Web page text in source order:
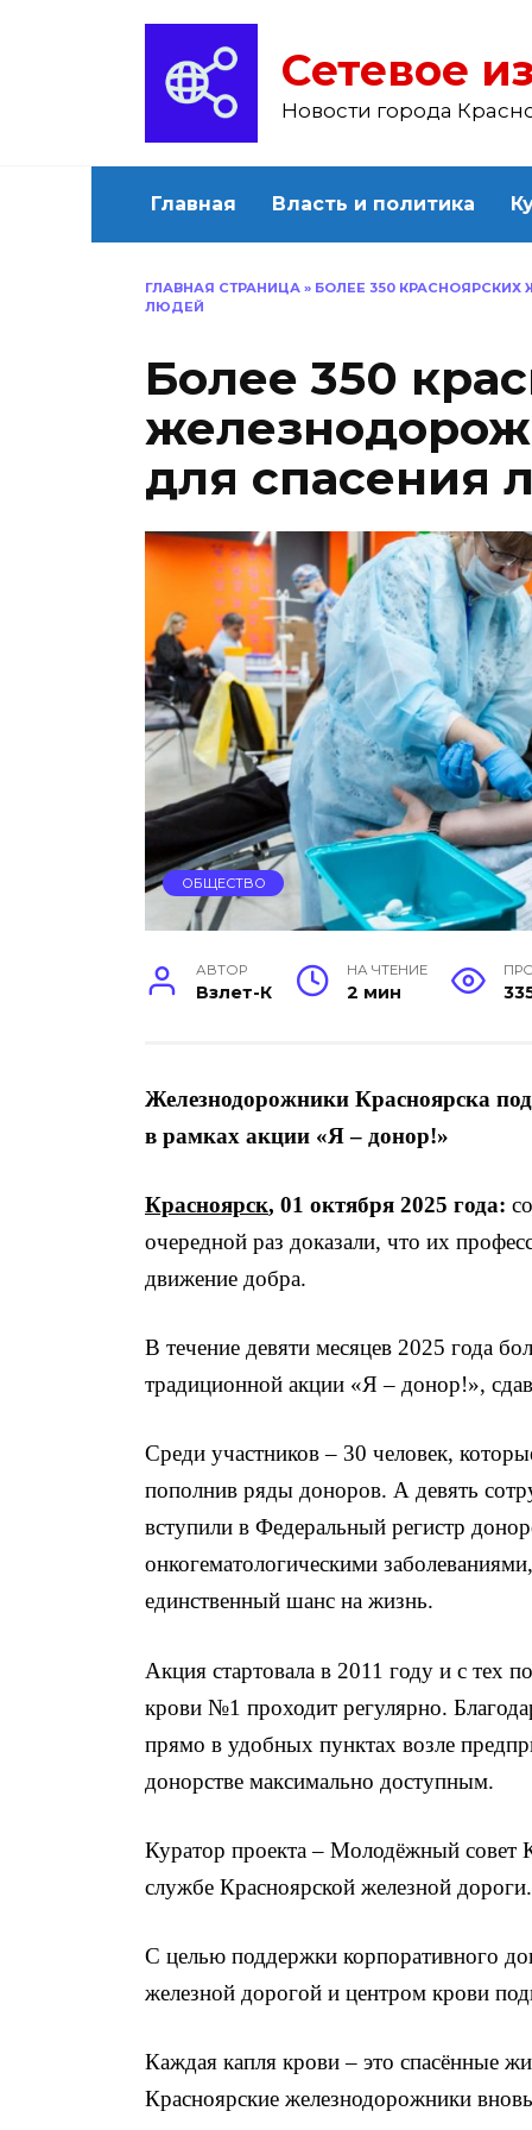
Сетевое
Новости города
Главная Власть и политика
ГЛАВНАЯ СТРАНИЦА » БОЛЕЕ 350
ЛЮДЕЙ
Более 350
для спасения
ОБЩЕСТВО
АВТОР
Взлет-К
НА ЧТЕНИЕ
2 мин
Железнодорожники Красноярска
в рамках акции «Я – донор!»
Красноярск, 01 октября 2025 года:
очередной раз доказали, что их
движение добра.
В течение девяти месяцев 2025 года
традиционной акции «Я – донор!»,
Среди участников – 30 человек,
пополнив ряды доноров. А девять
вступили в Федеральный регистр
онкогематологическими
единственный шанс на жизнь.
Акция стартовала в 2011 году и с тех
крови №1 проходит регулярно.
прямо в удобных пунктах возле
донорстве максимально доступным.
Куратор проекта – Молодёжный совет
службе Красноярской железной дороги.
С целью поддержки корпоративного
железной дорогой и центром крови
Каждая капля крови – это спасённые
Красноярские железнодорожники